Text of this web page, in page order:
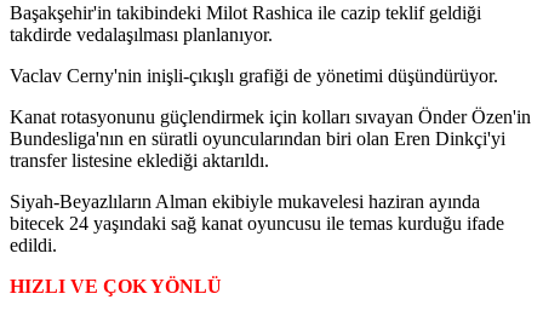
Başakşehir'in takibindeki Milot Rashica ile cazip teklif geldiği
takdirde vedalaşılması planlanıyor.
Vaclav Cerny'nin inişli-çıkışlı grafiği de yönetimi düşündürüyor.
Kanat rotasyonunu güçlendirmek için kolları sıvayan Önder Özen'in
Bundesliga'nın en süratli oyuncularından biri olan Eren Dinkçi'yi
transfer listesine eklediği aktarıldı.
Siyah-Beyazlıların Alman ekibiyle mukavelesi haziran ayında
bitecek 24 yaşındaki sağ kanat oyuncusu ile temas kurduğu ifade
edildi.
HIZLI VE ÇOK YÖNLÜ